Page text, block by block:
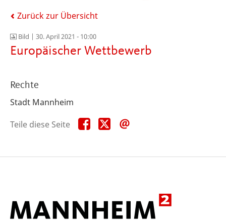
Zurück zur Übersicht
Bild | 30. April 2021 - 10:00
Europäischer Wettbewerb
Rechte
Stadt Mannheim
Teile diese Seite
Teile
diese
Teile
diese